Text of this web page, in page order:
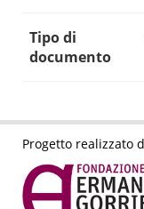
Tipo di
documento
Progetto realizzato